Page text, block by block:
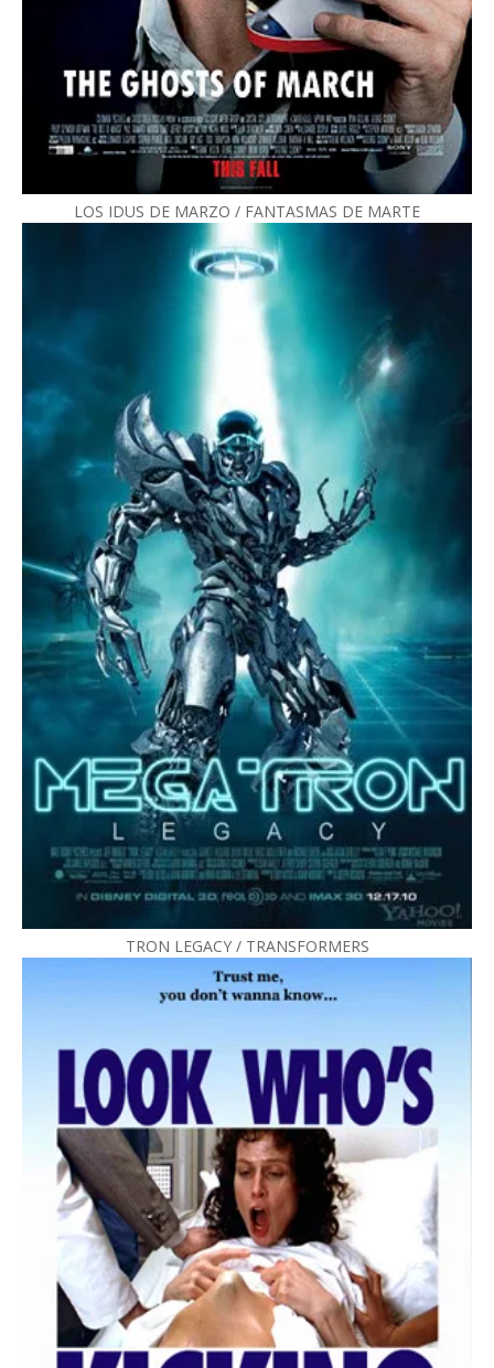
LOS IDUS DE MARZO / FANTASMAS DE MARTE
TRON LEGACY / TRANSFORMERS